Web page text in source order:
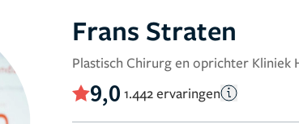
Frans Straten
Plastisch Chirurg en oprichter Kliniek
9,0 1.442 ervaringen